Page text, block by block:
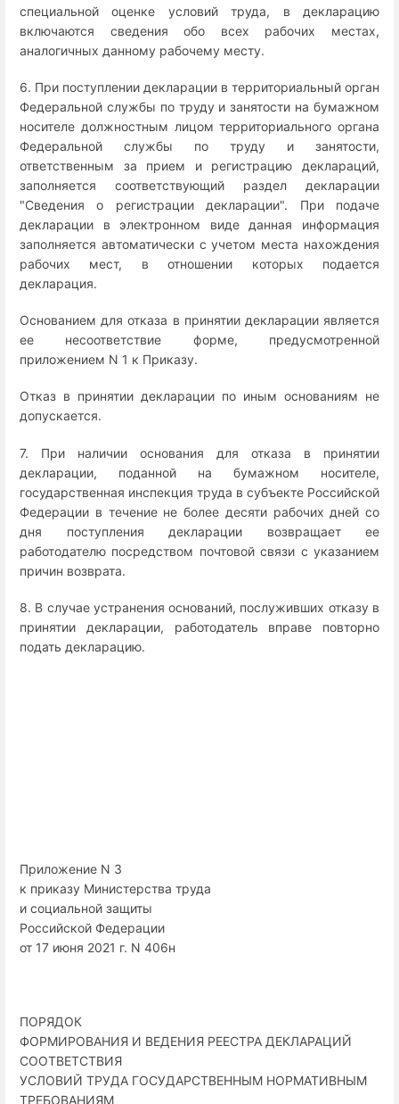
специальной оценке условий труда, в декларацию
включаются сведения обо всех рабочих местах,
аналогичных данному рабочему месту.
6. При поступлении декларации в территориальный орган
Федеральной службы по труду и занятости на бумажном
носителе должностным лицом территориального органа
Федеральной службы по труду и занятости,
ответственным за прием и регистрацию деклараций,
заполняется соответствующий раздел декларации
"Сведения о регистрации декларации". При подаче
декларации в электронном виде данная информация
заполняется автоматически с учетом места нахождения
рабочих мест, в отношении которых подается
декларация.
Основанием для отказа в принятии декларации является
ее несоответствие форме, предусмотренной
приложением N 1 к Приказу.
Отказ в принятии декларации по иным основаниям не
допускается.
7. При наличии основания для отказа в принятии
декларации, поданной на бумажном носителе,
государственная инспекция труда в субъекте Российской
Федерации в течение не более десяти рабочих дней со
дня поступления декларации возвращает ее
работодателю посредством почтовой связи с указанием
причин возврата.
8. В случае устранения оснований, послуживших отказу в
принятии декларации, работодатель вправе повторно
подать декларацию.
Приложение N 3
к приказу Министерства труда
и социальной защиты
Российской Федерации
от 17 июня 2021 г. N 406н
ПОРЯДОК
ФОРМИРОВАНИЯ И ВЕДЕНИЯ РЕЕСТРА ДЕКЛАРАЦИЙ
СООТВЕТСТВИЯ
УСЛОВИЙ ТРУДА ГОСУДАРСТВЕННЫМ НОРМАТИВНЫМ
ТРЕБОВАНИЯМ